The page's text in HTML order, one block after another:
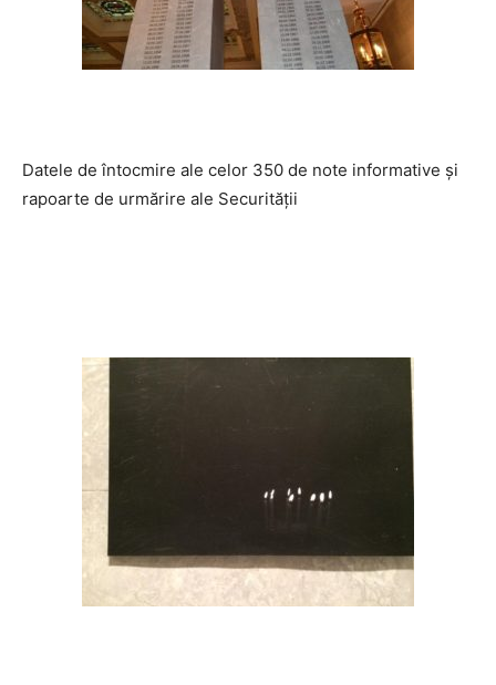
Datele de întocmire ale celor 350 de note informative și
rapoarte de urmărire ale Securității